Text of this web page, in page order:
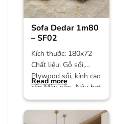
Sofa Dedar 1m80
– SF02
Kích thước: 180x72
Chất liệu: Gỗ sồi,
Plywood sồi, kính cao
cấp Màu sắc: Nâu hạt
dẻ Bảo hành: 12
Read more